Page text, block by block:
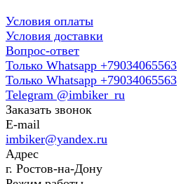
Условия оплаты
Условия доставки
Вопрос-ответ
Только Whatsapp +79034065563
Только Whatsapp +79034065563
Telegram @imbiker_ru
Заказать звонок
E-mail
imbiker@yandex.ru
Адрес
г. Ростов-на-Дону